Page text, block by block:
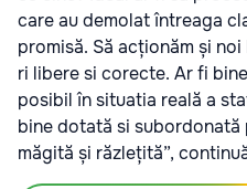
care au demo­lat întrea­ga
pro­mi­să. Să acțio­năm și
ri libe­re si corec­te. Ar fi
posi­bil în situ­a­tia rea­lă a
bine dota­tă si
mă­gi­tă și răz­le­ți­tă”,